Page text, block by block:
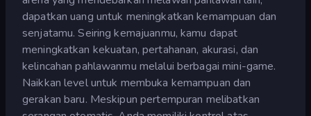
dapatkan uang untuk meningkatkan kemampuan dan
senjatamu. Seiring kemajuanmu, kamu dapat
meningkatkan kekuatan, pertahanan, akurasi, dan
kelincahan pahlawanmu melalui berbagai mini-game.
Naikkan level untuk membuka kemampuan dan
gerakan baru. Meskipun pertempuran melibatkan